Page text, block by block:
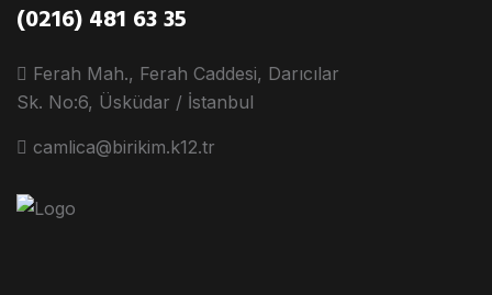
(0216) 481 63 35
Ferah Mah., Ferah Caddesi, Darıcılar
Sk. No:6, Üsküdar / İstanbul
camlica@birikim.k12.tr